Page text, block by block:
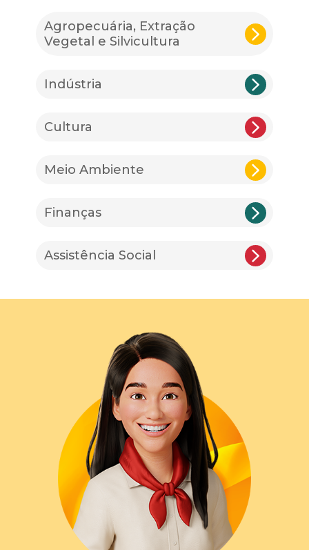
Agropecuária, Extração
Vegetal e Silvicultura
Indústria
Cultura
Meio Ambiente
Finanças
Assistência Social